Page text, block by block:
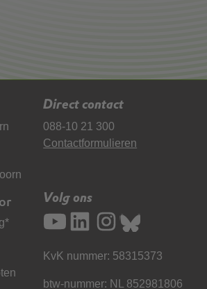
Direct contact
088-10 21 300
Contactformulieren
Volg ons
KvK nummer: 58315373
btw-nummer: NL 852981806